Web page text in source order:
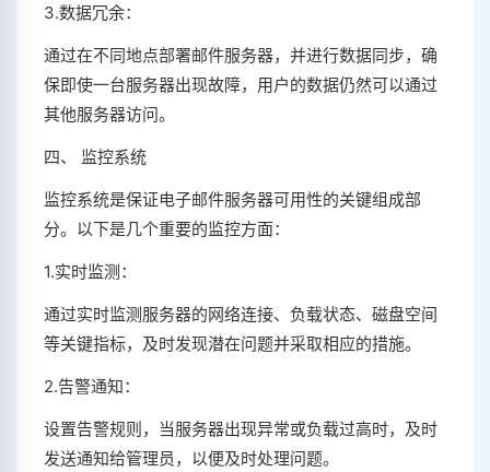
3.数据冗余：
通过在不同地点部署邮件服务器，并进行数据同步，确
保即使一台服务器出现故障，用户的数据仍然可以通过
其他服务器访问。
四、 监控系统
监控系统是保证电子邮件服务器可用性的关键组成部
分。以下是几个重要的监控方面：
1.实时监测：
通过实时监测服务器的网络连接、负载状态、磁盘空间
等关键指标，及时发现潜在问题并采取相应的措施。
2.告警通知：
设置告警规则，当服务器出现异常或负载过高时，及时
发送通知给管理员，以便及时处理问题。